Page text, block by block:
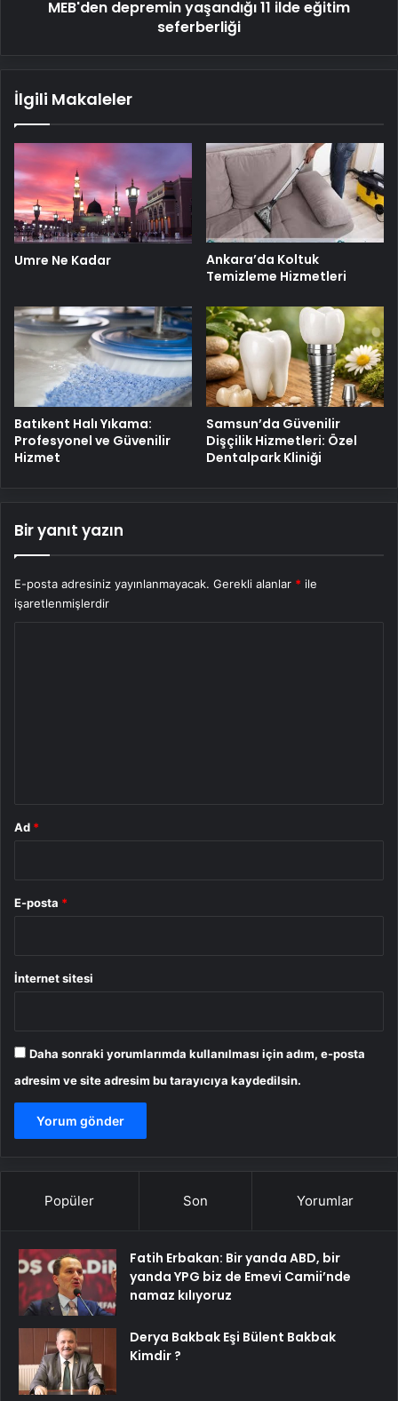
MEB'den depremin yaşandığı 11 ilde eğitim
seferberliği
İlgili Makaleler
Umre Ne Kadar
Ankara’da Koltuk
Temizleme Hizmetleri
Batıkent Halı Yıkama:
Profesyonel ve Güvenilir
Hizmet
Samsun’da Güvenilir
Dişçilik Hizmetleri: Özel
Dentalpark Kliniği
Bir yanıt yazın
E-posta adresiniz yayınlanmayacak. Gerekli alanlar * ile
işaretlenmişlerdir
Ad *
E-posta *
İnternet sitesi
Daha sonraki yorumlarımda kullanılması için adım, e-posta
adresim ve site adresim bu tarayıcıya kaydedilsin.
Popüler Son Yorumlar
Fatih Erbakan: Bir yanda ABD, bir
yanda YPG biz de Emevi Camii’nde
namaz kılıyoruz
Derya Bakbak Eşi Bülent Bakbak
Kimdir ?